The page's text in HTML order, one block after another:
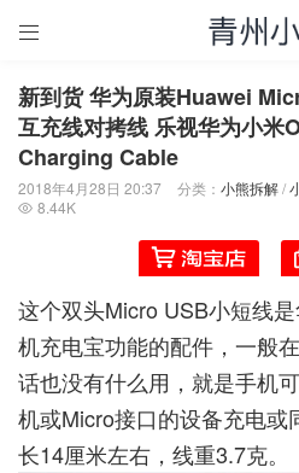

新到货 华为原装Huawei
互充线对拷线 乐视华为小米
Charging Cable
2018年4月28日 20:37 分类： 小熊拆解/
 8.44K
这个双头Micro USB小短线
机充电宝功能的配件，一般
话也没有什么用，就是手机
机或Micro接口的设备充电或
长14厘米左右，线重3.7克。